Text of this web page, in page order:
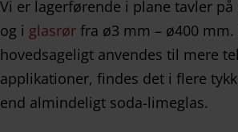
Vi er lagerførende i plane tavler på
og i glasrør fra ø3 mm – ø400 mm.
hovedsageligt anvendes til mere
applikationer, findes det i flere
end almindeligt soda-limeglas.